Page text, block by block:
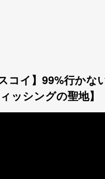
コイ】99%行か
ッシングの聖地】